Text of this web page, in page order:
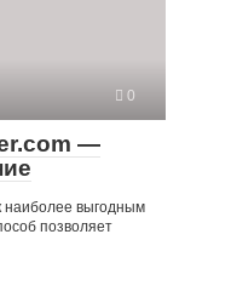
0
—
наиболее выгодным
позволяет